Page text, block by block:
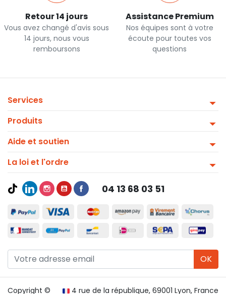
Retour 14 jours
Vous avez changé d'avis sous
14 jours, nous vous
remboursons
Assistance Premium
Nos équipes sont à votre
écoute pour toutes vos
questions
Services
Produits
Aide et soutien
La loi et l'ordre
04 13 68 03 51
OK
4 rue de la république, 69001 Lyon, France
Copyright ©